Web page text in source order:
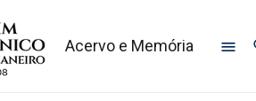
Acervo e Memória